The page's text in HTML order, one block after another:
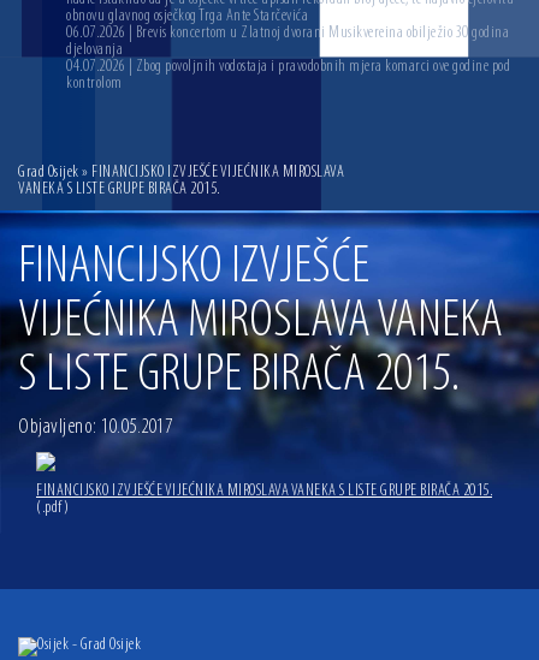
obnovu glavnog osječkog Trga Ante Starčevića
06.07.2026 | Brevis koncertom u Zlatnoj dvorani Musikvereina obilježio 30 godina
djelovanja
04.07.2026 | Zbog povoljnih vodostaja i pravodobnih mjera komarci ove godine pod
kontrolom
Grad Osijek » FINANCIJSKO IZVJEŠĆE VIJEĆNIKA MIROSLAVA
VANEKA S LISTE GRUPE BIRAČA 2015.
FINANCIJSKO IZVJEŠĆE
VIJEĆNIKA MIROSLAVA VANEKA
S LISTE GRUPE BIRAČA 2015.
Objavljeno: 10.05.2017
FINANCIJSKO IZVJEŠĆE VIJEĆNIKA MIROSLAVA VANEKA S LISTE GRUPE BIRAČA 2015.
(.pdf)